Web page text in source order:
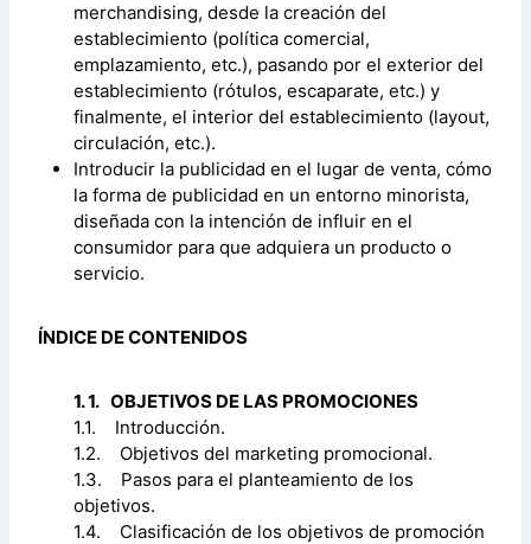
merchandising, desde la creación del
establecimiento (política comercial,
emplazamiento, etc.), pasando por el exterior del
establecimiento (rótulos, escaparate, etc.) y
finalmente, el interior del establecimiento (layout,
circulación, etc.).
Introducir la publicidad en el lugar de venta, cómo
la forma de publicidad en un entorno minorista,
diseñada con la intención de influir en el
consumidor para que adquiera un producto o
servicio.
ÍNDICE DE CONTENIDOS
1. 1. OBJETIVOS DE LAS PROMOCIONES
1.1. Introducción.
1.2. Objetivos del marketing promocional.
1.3. Pasos para el planteamiento de los
objetivos.
1.4. Clasificación de los objetivos de promoción